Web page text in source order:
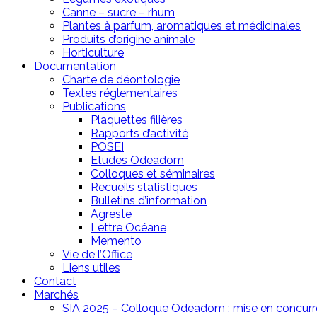
Canne – sucre – rhum
Plantes à parfum, aromatiques et médicinales
Produits d’origine animale
Horticulture
Documentation
Charte de déontologie
Textes réglementaires
Publications
Plaquettes filières
Rapports d’activité
POSEI
Etudes Odeadom
Colloques et séminaires
Recueils statistiques
Bulletins d’information
Agreste
Lettre Océane
Memento
Vie de l’Office
Liens utiles
Contact
Marchés
SIA 2025 – Colloque Odeadom : mise en